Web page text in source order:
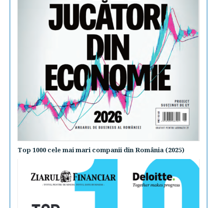
Top 1000 cele mai mari companii din România (2025)